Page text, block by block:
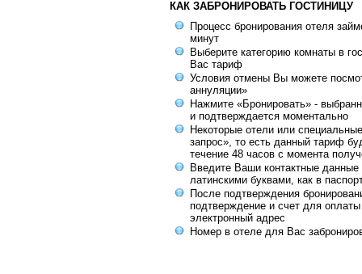
КАК ЗАБРОНИРОВАТЬ ГОСТИНИЦУ
Процесс бронирования отеля
минут
Выберите категорию комнаты в
Вас тариф
Условия отмены Вы можете
аннуляции»
Нажмите «Бронировать» -
и подтверждается моментально
Некоторые отели или
запрос», то есть данный тариф
течение 48 часов с момента
Введите Ваши контактные данные
латинскими буквами, как в
После подтверждения
подтверждение и счет для
электронный адрес
Номер в отеле для Вас